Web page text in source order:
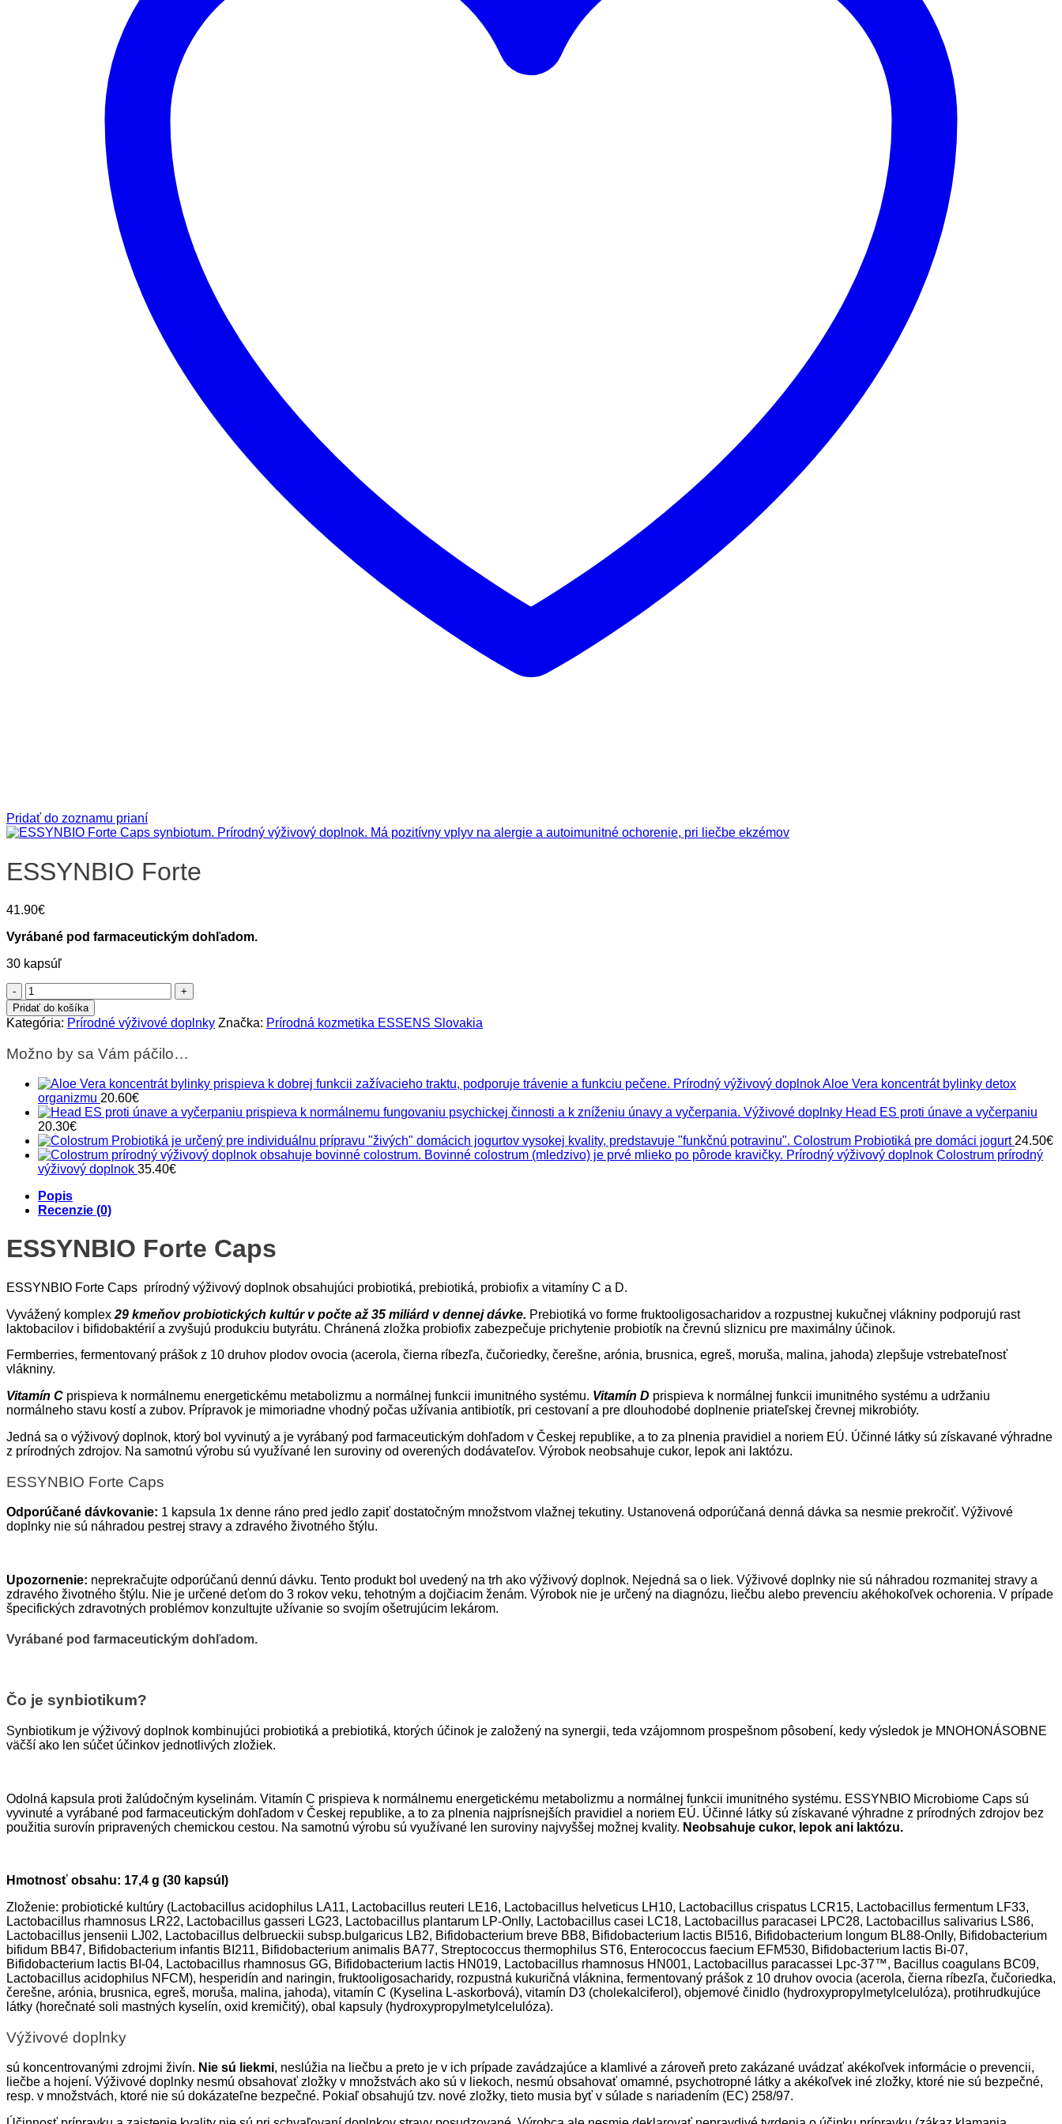
Pridať do zoznamu prianí
ESSYNBIO Forte
41.90€
Vyrábané pod farmaceutickým dohľadom.
30 kapsúľ
množstvo
ESSYNBIO
Forte
Pridať do košíka
Kategória: Prírodné výživové doplnky Značka: Prírodná kozmetika ESSENS Slovakia
Možno by sa Vám páčilo…
Aloe Vera koncentrát bylinky detox
organizmu 20.60€
Head ES proti únave a vyčerpaniu
20.30€
Colostrum Probiotiká pre domáci jogurt 24.50€
Colostrum prírodný
výživový doplnok 35.40€
Popis
Recenzie (0)
ESSYNBIO Forte Caps
ESSYNBIO Forte Caps prírodný výživový doplnok obsahujúci probiotiká, prebiotiká, probiofix a vitamíny C a D.
Vyvážený komplex 29 kmeňov probiotických kultúr v počte až 35 miliárd v dennej dávke. Prebiotiká vo forme fruktooligosacharidov a rozpustnej kukučnej vlákniny podporujú rast
laktobacilov i bifidobaktérií a zvyšujú produkciu butyrátu. Chránená zložka probiofix zabezpečuje prichytenie probiotík na črevnú sliznicu pre maximálny účinok.
Fermberries, fermentovaný prášok z 10 druhov plodov ovocia (acerola, čierna ríbezľa, čučoriedky, čerešne, arónia, brusnica, egreš, moruša, malina, jahoda) zlepšuje vstrebateľnosť
vlákniny.
Vitamín C prispieva k normálnemu energetickému metabolizmu a normálnej funkcii imunitného systému. Vitamín D prispieva k normálnej funkcii imunitného systému a udržaniu
normálneho stavu kostí a zubov. Prípravok je mimoriadne vhodný počas užívania antibiotík, pri cestovaní a pre dlouhodobé doplnenie priateľskej črevnej mikrobióty.
Jedná sa o výživový doplnok, ktorý bol vyvinutý a je vyrábaný pod farmaceutickým dohľadom v Českej republike, a to za plnenia pravidiel a noriem EÚ. Účinné látky sú získavané výhradne
z prírodných zdrojov. Na samotnú výrobu sú využívané len suroviny od overených dodávateľov. Výrobok neobsahuje cukor, lepok ani laktózu.
ESSYNBIO Forte Caps
Odporúčané dávkovanie: 1 kapsula 1x denne ráno pred jedlo zapiť dostatočným množstvom vlažnej tekutiny. Ustanovená odporúčaná denná dávka sa nesmie prekročiť. Výživové
doplnky nie sú náhradou pestrej stravy a zdravého životného štýlu.
Upozornenie: neprekračujte odporúčanú dennú dávku. Tento produkt bol uvedený na trh ako výživový doplnok. Nejedná sa o liek. Výživové doplnky nie sú náhradou rozmanitej stravy a
zdravého životného štýlu. Nie je určené deťom do 3 rokov veku, tehotným a dojčiacim ženám. Výrobok nie je určený na diagnózu, liečbu alebo prevenciu akéhokoľvek ochorenia. V prípade
špecifických zdravotných problémov konzultujte užívanie so svojím ošetrujúcim lekárom.
Vyrábané pod farmaceutickým dohľadom.
Čo je synbiotikum?
Synbiotikum je výživový doplnok kombinujúci probiotiká a prebiotiká, ktorých účinok je založený na synergii, teda vzájomnom prospešnom pôsobení, kedy výsledok je MNOHONÁSOBNE
väčší ako len súčet účinkov jednotlivých zložiek.
Odolná kapsula proti žalúdočným kyselinám. Vitamín C prispieva k normálnemu energetickému metabolizmu a normálnej funkcii imunitného systému. ESSYNBIO Microbiome Caps sú
vyvinuté a vyrábané pod farmaceutickým dohľadom v Českej republike, a to za plnenia najprísnejších pravidiel a noriem EÚ. Účinné látky sú získavané výhradne z prírodných zdrojov bez
použitia surovín pripravených chemickou cestou. Na samotnú výrobu sú využívané len suroviny najvyššej možnej kvality. Neobsahuje cukor, lepok ani laktózu.
Hmotnosť obsahu: 17,4 g (30 kapsúl)
Zloženie: probiotické kultúry (Lactobacillus acidophilus LA11, Lactobacillus reuteri LE16, Lactobacillus helveticus LH10, Lactobacillus crispatus LCR15, Lactobacillus fermentum LF33,
Lactobacillus rhamnosus LR22, Lactobacillus gasseri LG23, Lactobacillus plantarum LP-Onlly, Lactobacillus casei LC18, Lactobacillus paracasei LPC28, Lactobacillus salivarius LS86,
Lactobacillus jensenii LJ02, Lactobacillus delbrueckii subsp.bulgaricus LB2, Bifidobacterium breve BB8, Bifidobacterium lactis BI516, Bifidobacterium longum BL88-Onlly, Bifidobacterium
bifidum BB47, Bifidobacterium infantis BI211, Bifidobacterium animalis BA77, Streptococcus thermophilus ST6, Enterococcus faecium EFM530, Bifidobacterium lactis Bi-07,
Bifidobacterium lactis BI-04, Lactobacillus rhamnosus GG, Bifidobacterium lactis HN019, Lactobacillus rhamnosus HN001, Lactobacillus paracassei Lpc-37™, Bacillus coagulans BC09,
Lactobacillus acidophilus NFCM), hesperidín and naringin, fruktooligosacharidy, rozpustná kukuričná vláknina, fermentovaný prášok z 10 druhov ovocia (acerola, čierna ríbezľa, čučoriedka,
čerešne, arónia, brusnica, egreš, moruša, malina, jahoda), vitamín C (Kyselina L-askorbová), vitamín D3 (cholekalciferol), objemové činidlo (hydroxypropylmetylcelulóza), protihrudkujúce
látky (horečnaté soli mastných kyselín, oxid kremičitý), obal kapsuly (hydroxypropylmetylcelulóza).
Výživové doplnky
sú koncentrovanými zdrojmi živín. Nie sú liekmi, neslúžia na liečbu a preto je v ich prípade zavádzajúce a klamlivé a zároveň preto zakázané uvádzať akékoľvek informácie o prevencii,
liečbe a hojení. Výživové doplnky nesmú obsahovať zložky v množstvách ako sú v liekoch, nesmú obsahovať omamné, psychotropné látky a akékoľvek iné zložky, ktoré nie sú bezpečné,
resp. v množstvách, ktoré nie sú dokázateľne bezpečné. Pokiaľ obsahujú tzv. nové zložky, tieto musia byť v súlade s nariadením (EC) 258/97.